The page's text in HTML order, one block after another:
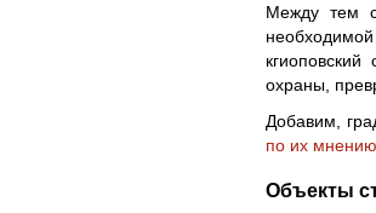
Между тем
охраны,
Добавим,
по их
Объекты